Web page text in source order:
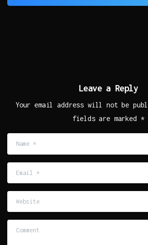
Leave a Reply
Your email address will not be
fields are marked *
*
Website